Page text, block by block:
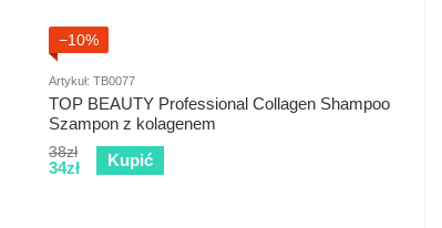
−10%
Artykuł: TB0077
TOP BEAUTY Professional Collagen Shampoo
Szampon z kolagenem
38zł
34zł Kupić